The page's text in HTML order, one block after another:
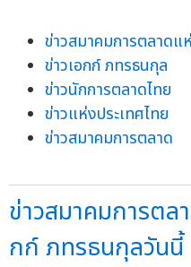
ข่าวสมาคมการตลาดแ
ข่าวเอกก์ ภทรธนกุล
ข่าวนักการตลาดไทย
ข่าวแห่งประเทศไทย
ข่าวสมาคมการตลาด
ข่าวสมาคมการตล
กก์ ภทรธนกุลวันนี้